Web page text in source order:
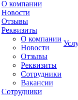
О компании
Новости
Отзывы
Реквизиты
О компании
Новости
Отзывы
Реквизиты
Сотрудники
Вакансии
Сотрудники